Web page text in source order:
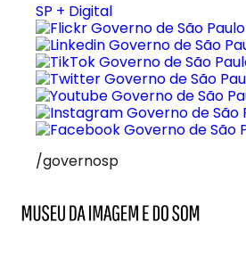
SP + Digital
/governosp